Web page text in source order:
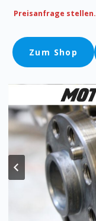
Preisanfrage stellen.
Zum Shop